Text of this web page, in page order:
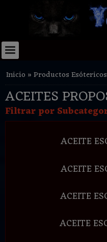
Inicio »Productos Esótericos
ACEITES
Filtrar por
ACEITE
ACEITE
ACEITE
ACEITE